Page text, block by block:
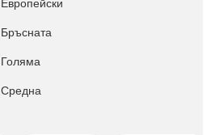
Европейски
Бръсната
Голяма
Среднa